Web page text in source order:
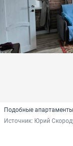
Подобные апартаменты
Источник: Юрий